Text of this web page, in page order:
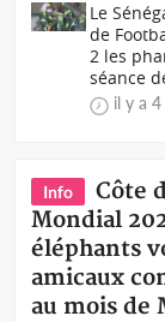
Le
de
2 les
séance
il y a 4
Info
Côte
Mondial
éléphants
amicaux
au mois de